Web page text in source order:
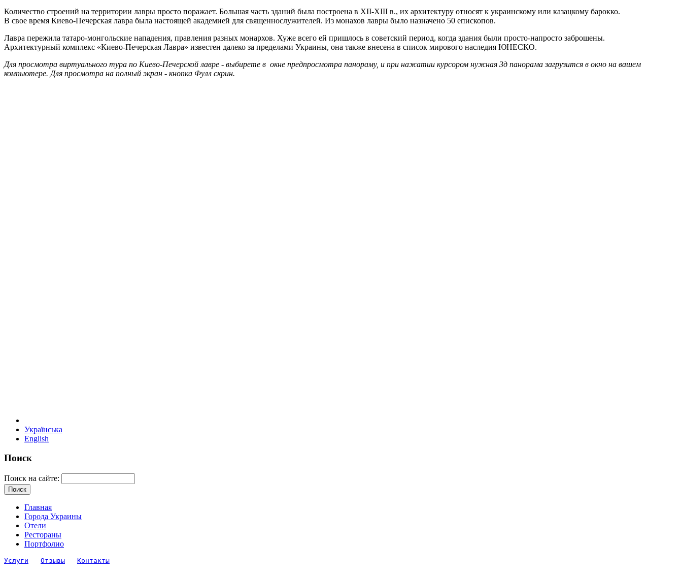
Количество строений на территории лавры просто поражает. Большая часть зданий была построена в XII-XIII в., их архитектуру относят к украинскому или казацкому барокко.
В свое время Киево-Печерская лавра была настоящей академией для священнослужителей. Из монахов лавры было назначено 50 епископов.
Лавра пережила татаро-монгольские нападения, правления разных монархов. Хуже всего ей пришлось в советский период, когда здания были просто-напросто заброшены.
Архитектурный комплекс «Киево-Печерская Лавра» известен далеко за пределами Украины, она также внесена в список мирового наследия ЮНЕСКО.
Для просмотра виртуального тура по Киево-Печерской лавре - выбирете в окне предпросмотра панораму, и при нажатии курсором нужная 3д панорама загрузится в окно на вашем
компьютере. Для просмотра на полный экран - кнопка Фулл скрин.
Українська
English
Поиск
Поиск на сайте:
Главная
Города Украины
Отели
Рестораны
Портфолио
Услуги Отзывы Контакты